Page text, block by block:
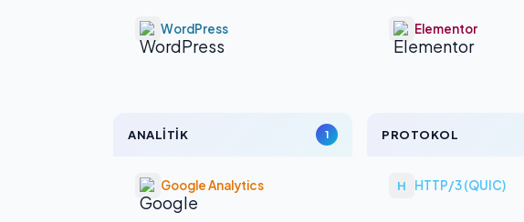
WordPress Elementor
ANALITIK 1
Google Analytics
PROTOKOL
H HTTP/3 (QUIC)